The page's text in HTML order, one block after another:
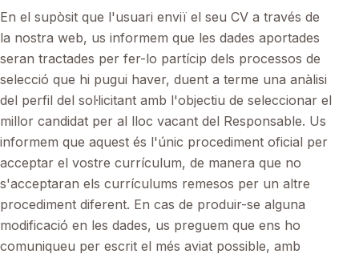
En el supòsit que l'usuari enviï el seu CV a través de
la nostra web, us informem que les dades aportades
seran tractades per fer-lo partícip dels processos de
selecció que hi pugui haver, duent a terme una anàlisi
del perfil del sol·licitant amb l'objectiu de seleccionar el
millor candidat per al lloc vacant del Responsable. Us
informem que aquest és l'únic procediment oficial per
acceptar el vostre currículum, de manera que no
s'acceptaran els currículums remesos per un altre
procediment diferent. En cas de produir-se alguna
modificació en les dades, us preguem que ens ho
comuniqueu per escrit el més aviat possible, amb